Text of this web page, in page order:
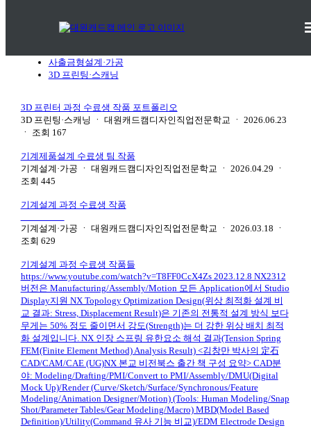
사출금형설계·가공
3D 프린팅·스캐닝
3D 프린터 과정 수료생 작품 포트폴리오
3D 프린팅·스캐닝
ㆍ 대원캐드캠디자인직업전문학교 ㆍ 2026.06.23
ㆍ
조회 167
기계제품설계 수료생 팀 작품
기계설계·가공 ㆍ 대원캐드캠디자인직업전문학교 ㆍ 2026.04.29 ㆍ
조회 445
기계설계 과정 수료생 작품
기계설계·가공 ㆍ 대원캐드캠디자인직업전문학교 ㆍ 2026.03.18 ㆍ
조회 629
기계설계 과정 수료생 작품들
https://www.youtube.com/watch?v=T8FF0CcX4Zs 2023.12.8 NX2312
버전은 Manufacturing/Assembly/Motion 모든 Application에서 Studio
Display지원 NX Topology Optimization Design(위상 최적화 설계 비
교 결과: Stress, Displacement Result)은 기존의 전통적 설계 방식 보다
무게는 50% 정도 줄이면서 강도(Strength)는 더 강한 위상 배치 최적
화 설계입니다. NX 인장 스프링 유한요소 해석 결과(Tension Spring
FEM(Finite Element Method) Analysis Result) <김창만 박사의 定石
CAD/CAM/CAE (UG)NX 본교 비전북스 출간 책 구성 요약> CAD분
야: Modeling/Drafting/PMI/Convert to PMI/Assembly/DMU(Digital
Mock Up)/Render (Curve/Sketch/Surface/Synchronous/Feature
Modeling/Animation Designer/Motion) (Tools: Human Modeling/Snap
Shot/Parameter Tables/Gear Modeling/Macro) MBD(Model Based
Definition)/Utility(Command 유사 기능 비교)/EDM Electrode Design